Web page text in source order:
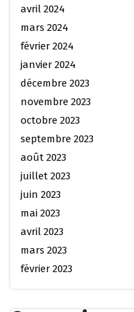
avril 2024
mars 2024
février 2024
janvier 2024
décembre 2023
novembre 2023
octobre 2023
septembre 2023
août 2023
juillet 2023
juin 2023
mai 2023
avril 2023
mars 2023
février 2023